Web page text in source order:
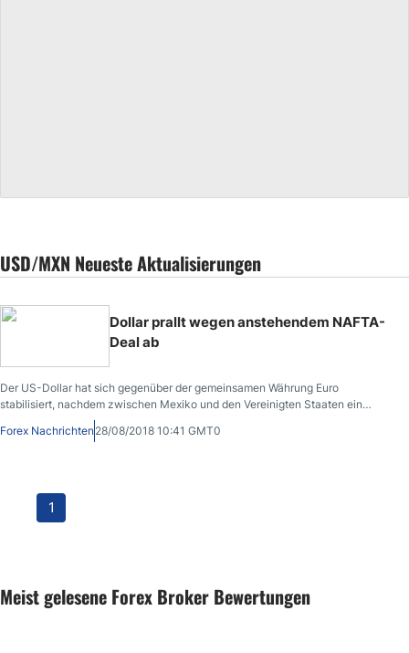
USD/MXN Neueste Aktualisierungen
Dollar prallt wegen anstehendem NAFTA-
Deal ab
Der US-Dollar hat sich gegenüber der gemeinsamen Währung Euro
stabilisiert, nachdem zwischen Mexiko und den Vereinigten Staaten ein
Abkommen zur Neuordnung des bestehenden NAFTA-Handelsabkommens
geschlossen wurde.
Forex Nachrichten28/08/2018 10:41 GMT0
1
Meist gelesene Forex Broker Bewertungen